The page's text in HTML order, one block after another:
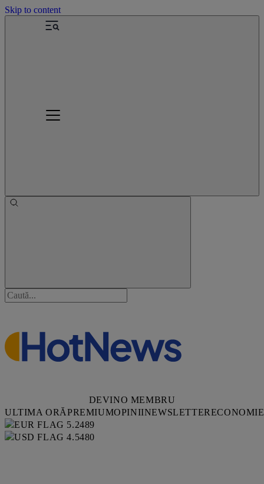
Skip to content
DEVINO MEMBRU
ULTIMA ORĂPREMIUMOPINIINEWSLETTERECONOMIE
5.2489
4.5480